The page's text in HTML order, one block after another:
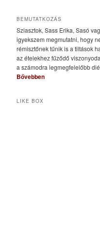
BEMUTATKOZÁS
Sziasztok, Sass Erika, Sasó
igyekszem megmutatni, hogy
rémisztőnek tűnik is a tiltások
az ételekhez fűződő
a számodra legmegfelelőbb
Bővebben
LIKE BOX